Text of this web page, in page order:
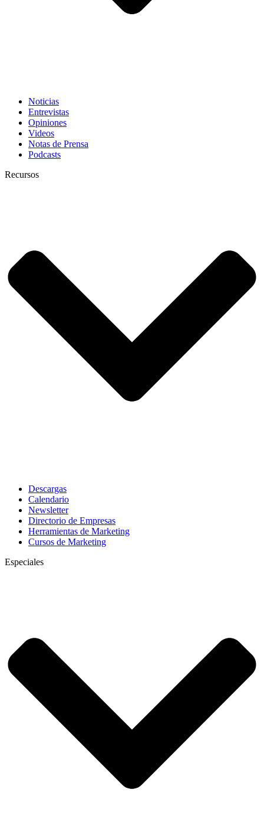
Noticias
Entrevistas
Opiniones
Videos
Notas de Prensa
Podcasts
Recursos
Descargas
Calendario
Newsletter
Directorio de Empresas
Herramientas de Marketing
Cursos de Marketing
Especiales